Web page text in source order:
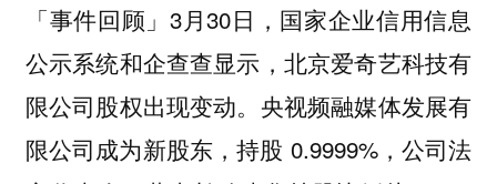
「事件回顾」 3月30日，国家企业信用信息
公示系统和企查查显示，北京爱奇艺科技有
限公司股权出现变动。央视频融媒体发展有
限公司成为新股东，持股 0.9999%，公司法